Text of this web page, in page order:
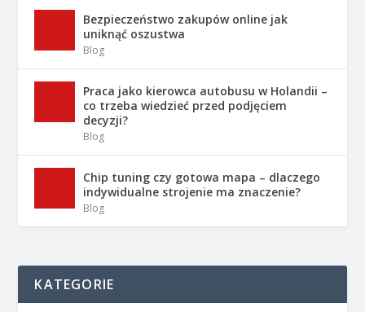
Bezpieczeństwo zakupów online jak
uniknąć oszustwa
Blog
Praca jako kierowca autobusu w Holandii –
co trzeba wiedzieć przed podjęciem
decyzji?
Blog
Chip tuning czy gotowa mapa – dlaczego
indywidualne strojenie ma znaczenie?
Blog
KATEGORIE